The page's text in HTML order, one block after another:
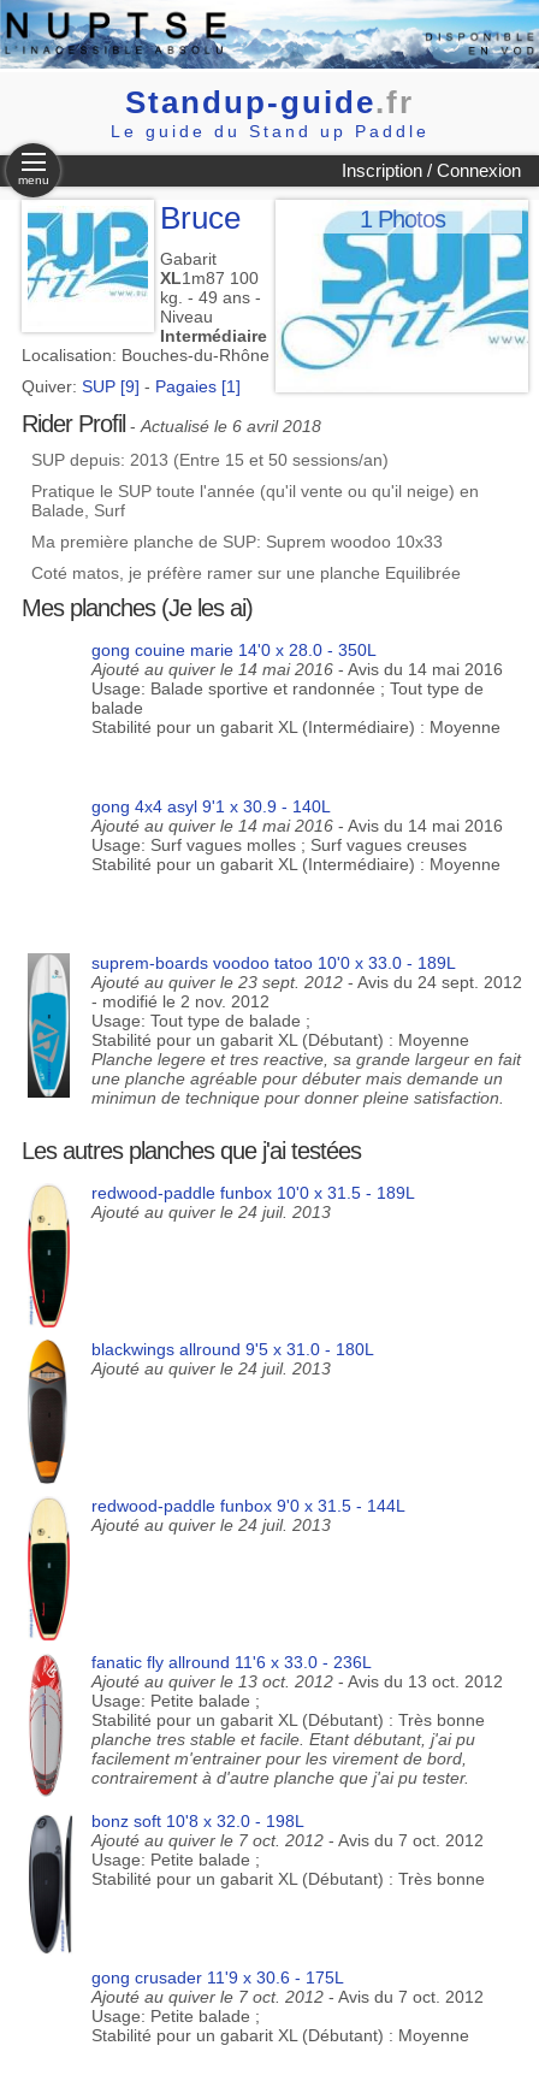
Standup-guide.fr
Le guide du Stand up Paddle
Inscription / Connexion
menu
1 Photos
Bruce
Gabarit
XL1m87 100
kg. - 49 ans -
Niveau
Intermédiaire
Localisation: Bouches-du-Rhône
Quiver: SUP [9] - Pagaies [1]
Rider Profil - Actualisé le 6 avril 2018
SUP depuis: 2013 (Entre 15 et 50 sessions/an)
Pratique le SUP toute l'année (qu'il vente ou qu'il neige) en
Balade, Surf
Ma première planche de SUP: Suprem woodoo 10x33
Coté matos, je préfère ramer sur une planche Equilibrée
Mes planches (Je les ai)
gong couine marie 14'0 x 28.0 - 350L
Ajouté au quiver le 14 mai 2016 - Avis du 14 mai 2016
Usage: Balade sportive et randonnée ; Tout type de
balade
Stabilité pour un gabarit XL (Intermédiaire) : Moyenne
gong 4x4 asyl 9'1 x 30.9 - 140L
Ajouté au quiver le 14 mai 2016 - Avis du 14 mai 2016
Usage: Surf vagues molles ; Surf vagues creuses
Stabilité pour un gabarit XL (Intermédiaire) : Moyenne
suprem-boards voodoo tatoo 10'0 x 33.0 - 189L
Ajouté au quiver le 23 sept. 2012 - Avis du 24 sept. 2012
- modifié le 2 nov. 2012
Usage: Tout type de balade ;
Stabilité pour un gabarit XL (Débutant) : Moyenne
Planche legere et tres reactive, sa grande largeur en fait
une planche agréable pour débuter mais demande un
minimun de technique pour donner pleine satisfaction.
Les autres planches que j'ai testées
redwood-paddle funbox 10'0 x 31.5 - 189L
Ajouté au quiver le 24 juil. 2013
blackwings allround 9'5 x 31.0 - 180L
Ajouté au quiver le 24 juil. 2013
redwood-paddle funbox 9'0 x 31.5 - 144L
Ajouté au quiver le 24 juil. 2013
fanatic fly allround 11'6 x 33.0 - 236L
Ajouté au quiver le 13 oct. 2012 - Avis du 13 oct. 2012
Usage: Petite balade ;
Stabilité pour un gabarit XL (Débutant) : Très bonne
planche tres stable et facile. Etant débutant, j'ai pu
facilement m'entrainer pour les virement de bord,
contrairement à d'autre planche que j'ai pu tester.
bonz soft 10'8 x 32.0 - 198L
Ajouté au quiver le 7 oct. 2012 - Avis du 7 oct. 2012
Usage: Petite balade ;
Stabilité pour un gabarit XL (Débutant) : Très bonne
gong crusader 11'9 x 30.6 - 175L
Ajouté au quiver le 7 oct. 2012 - Avis du 7 oct. 2012
Usage: Petite balade ;
Stabilité pour un gabarit XL (Débutant) : Moyenne